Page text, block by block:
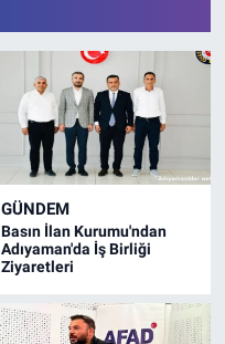
GÜNDEM
Basın İlan Kurumu'ndan
Adıyaman'da İş Birliği
Ziyaretleri